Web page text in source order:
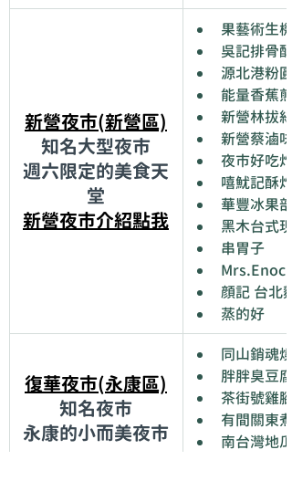
新營夜市(新營區)
知名大型夜市
週六限定的美食天
堂
新營夜市介紹點我
果藝術生機
吳記排骨酥
源北港粉圓
能量香蕉煎
新營林拔絲
新營蔡滷味
夜市好吃炸
嘻魷記酥
華豐冰果部
黑木台式現
串胃子
顔記 台北
蒸的好
復華夜市(永康區)
知名夜市
永康的小而美夜市
同山銷魂燒
胖胖臭豆腐
茶街號雞腳
有間關東煮
南台灣地瓜